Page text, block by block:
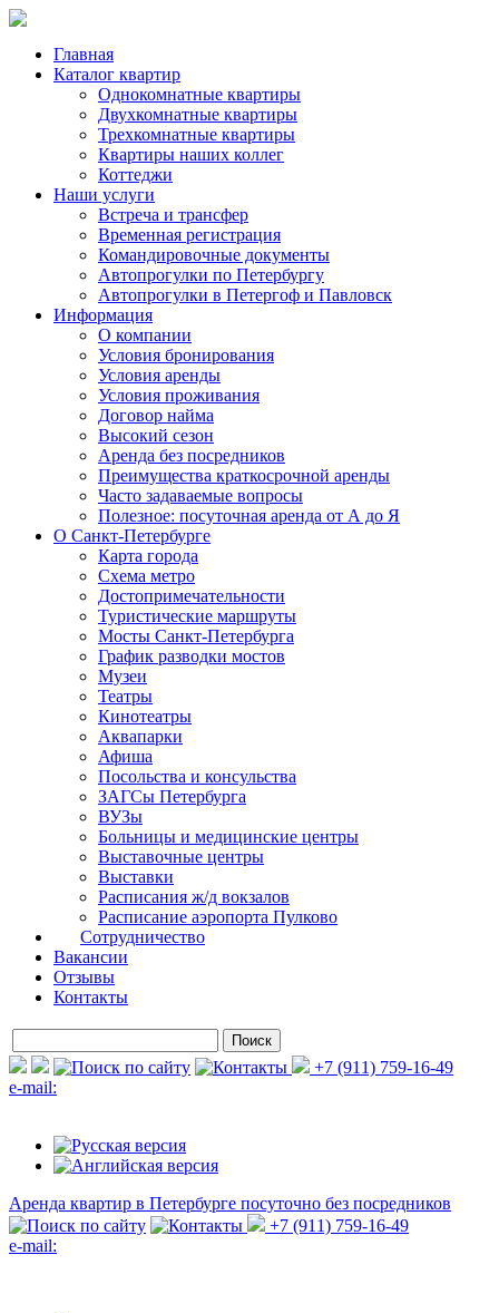
Главная
Каталог квартир
Однокомнатные квартиры
Двухкомнатные квартиры
Трехкомнатные квартиры
Квартиры наших коллег
Коттеджи
Наши услуги
Встреча и трансфер
Временная регистрация
Командировочные документы
Автопрогулки по Петербургу
Автопрогулки в Петергоф и Павловск
Информация
О компании
Условия бронирования
Условия аренды
Условия проживания
Договор найма
Высокий сезон
Аренда без посредников
Преимущества краткосрочной аренды
Часто задаваемые вопросы
Полезное: посуточная аренда от А до Я
О Санкт-Петербурге
Карта города
Схема метро
Достопримечательности
Туристические маршруты
Мосты Санкт-Петербурга
График разводки мостов
Музеи
Театры
Кинотеатры
Аквапарки
Афиша
Посольства и консульства
ЗАГСы Петербурга
ВУЗы
Больницы и медицинские центры
Выставочные центры
Выставки
Расписания ж/д вокзалов
Расписание аэропорта Пулково
Сотрудничество
Вакансии
Отзывы
Контакты
+7 (911) 759-16-49
e-mail:
Аренда квартир в Петербурге посуточно без посредников
+7 (911) 759-16-49
e-mail: